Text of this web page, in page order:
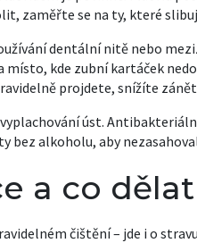
zaměřte se na ty, které
dentální nitě nebo
místo, kde zubní kartáček
projdete, snížíte
úst.
bez alkoholu, aby
a co
čištění – jde i o